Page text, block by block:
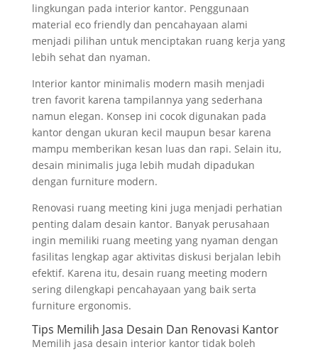
lingkungan pada interior kantor. Penggunaan
material eco friendly dan pencahayaan alami
menjadi pilihan untuk menciptakan ruang kerja yang
lebih sehat dan nyaman.
Interior kantor minimalis modern masih menjadi
tren favorit karena tampilannya yang sederhana
namun elegan. Konsep ini cocok digunakan pada
kantor dengan ukuran kecil maupun besar karena
mampu memberikan kesan luas dan rapi. Selain itu,
desain minimalis juga lebih mudah dipadukan
dengan furniture modern.
Renovasi ruang meeting kini juga menjadi perhatian
penting dalam desain kantor. Banyak perusahaan
ingin memiliki ruang meeting yang nyaman dengan
fasilitas lengkap agar aktivitas diskusi berjalan lebih
efektif. Karena itu, desain ruang meeting modern
sering dilengkapi pencahayaan yang baik serta
furniture ergonomis.
Tips Memilih Jasa Desain Dan Renovasi Kantor
Memilih jasa desain interior kantor tidak boleh